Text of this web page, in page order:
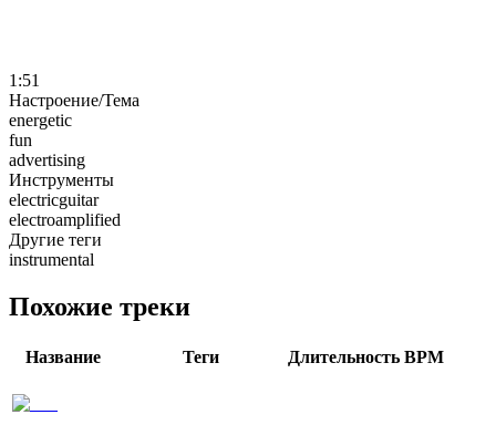
1:51
Настроение/Тема
energetic
fun
advertising
Инструменты
electricguitar
electroamplified
Другие теги
instrumental
Похожие треки
Название Теги Длительность BPM